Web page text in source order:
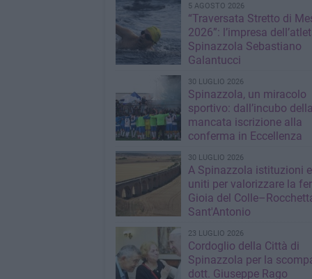
5 AGOSTO 2026
“Traversata Stretto di
2026”: l’impresa
Spinazzola Sebastiano
Galantucci
30 LUGLIO 2026
Spinazzola, un miracolo
sportivo: dall’incubo della
mancata iscrizione alla
conferma in Eccellenza
30 LUGLIO 2026
A Spinazzola istituzioni
uniti per valorizzare la
Gioia del
Sant'Antonio
23 LUGLIO 2026
Cordoglio della Città di
Spinazzola per la
dott. Giuseppe Rago